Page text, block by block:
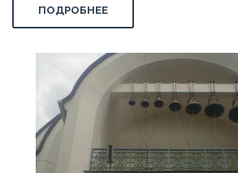
ПОДРОБНЕЕ